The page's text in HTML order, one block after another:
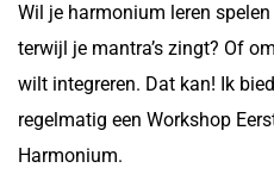
Wil je harmonium leren
terwijl je mantra’s zingt? Of
wilt integreren. Dat kan! Ik
regelmatig een Workshop
Harmonium.